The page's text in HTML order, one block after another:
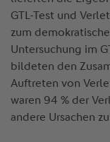
GTL-Test und
zum
Untersuchung im
bildeten den
Auftreten von
waren 94 % der
andere Ursachen